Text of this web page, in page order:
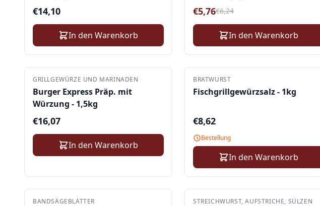
200Stk./Karton
€14,10
In den Warenkorb
€5,76€6,24
In den Warenkorb
GRILLGEWÜRZE UND MARINADEN
Burger Express Präp. mit
Würzung - 1,5kg
€16,07
In den Warenkorb
BRATWURST
Fischgrillgewürzsalz - 1kg
€8,62
Bestellung
In den Warenkorb
BANDSÄGEBLÄTTER STREICHWURST, AUFSTRICHE, SÜLZEN